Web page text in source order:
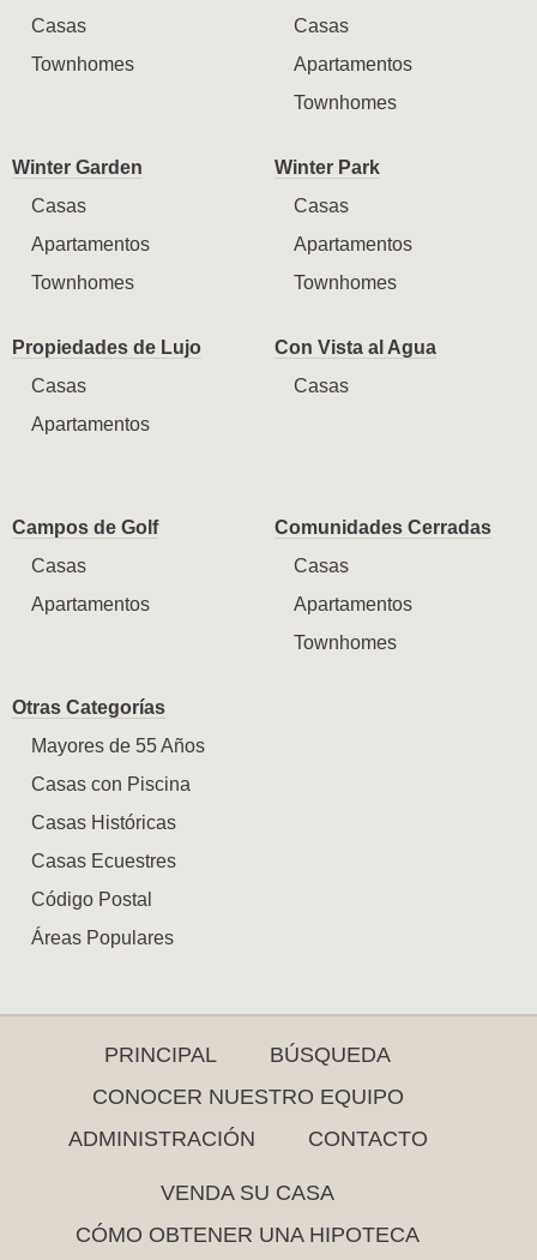
Casas
Townhomes
Casas
Apartamentos
Townhomes
Winter Garden
Casas
Apartamentos
Townhomes
Winter Park
Casas
Apartamentos
Townhomes
Propiedades de Lujo
Casas
Apartamentos
Con Vista al Agua
Casas
Campos de Golf
Casas
Apartamentos
Comunidades Cerradas
Casas
Apartamentos
Townhomes
Otras Categorías
Mayores de 55 Años
Casas con Piscina
Casas Históricas
Casas Ecuestres
Código Postal
Áreas Populares
PRINCIPAL
BÚSQUEDA
CONOCER NUESTRO EQUIPO
ADMINISTRACIÓN
CONTACTO
VENDA SU CASA
CÓMO OBTENER UNA HIPOTECA